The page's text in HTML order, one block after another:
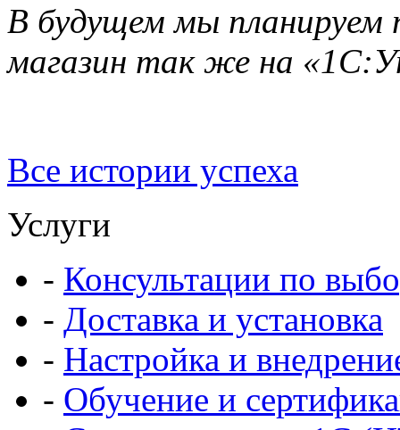
В будущем мы планируем
магазин так же на
Все истории успеха
Услуги
- Консультации по
- Доставка и установка
- Настройка и
- Обучение и